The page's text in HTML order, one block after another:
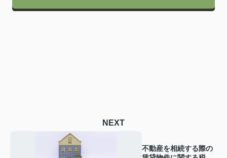
NEXT
不動産を相続する際の